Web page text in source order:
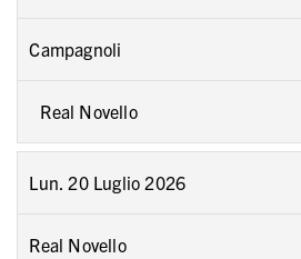
Campagnoli
Real Novello
Lun. 20 Luglio 2026
Real Novello